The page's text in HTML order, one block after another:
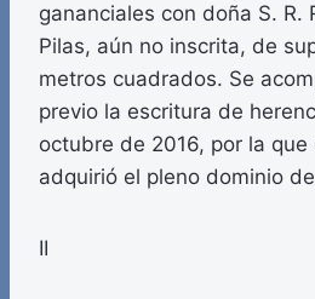
gananciales con doña S. R.
Pilas, aún no inscrita, de
metros cuadrados. Se
previo la escritura de
octubre de 2016, por la
adquirió el pleno dominio
II